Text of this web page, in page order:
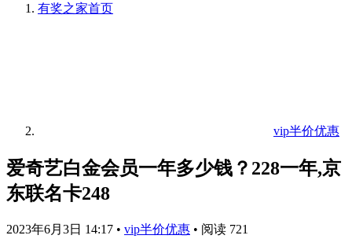
有奖之家首页
vip半价优惠
爱奇艺白金会员一年多少钱？228一年,京
东联名卡248
2023年6月3日 14:17 • vip半价优惠 • 阅读 721